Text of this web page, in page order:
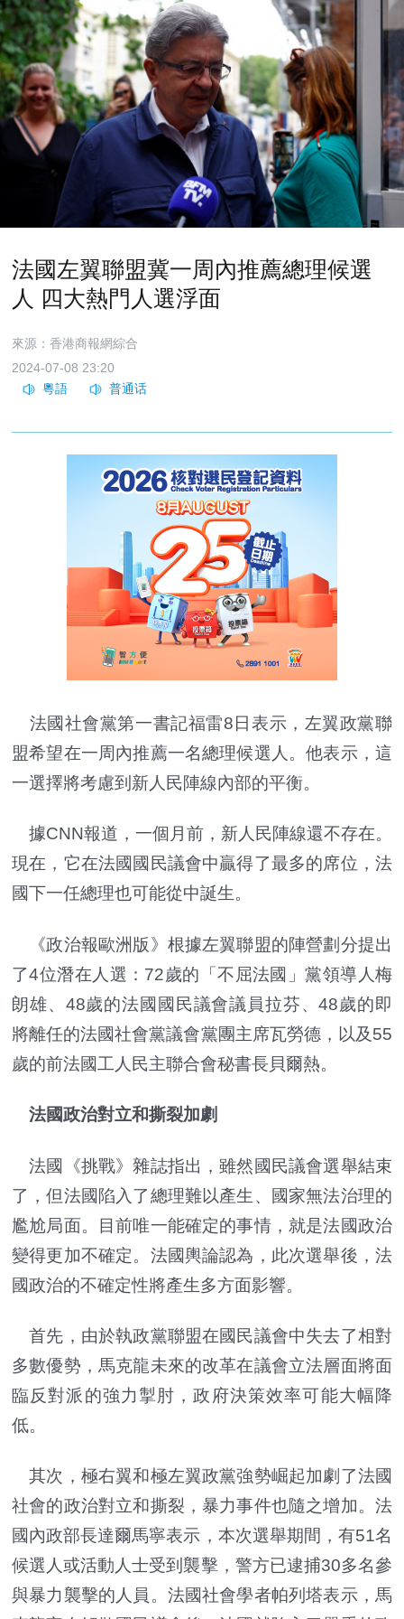
法國左翼聯盟冀一周內推薦總理候選
人 四大熱門人選浮面
來源：香港商報網綜合
2024-07-08 23:20
法國社會黨第一書記福雷8日表示，左翼政黨聯
盟希望在一周內推薦一名總理候選人。他表示，這
一選擇將考慮到新人民陣線內部的平衡。
據CNN報道，一個月前，新人民陣線還不存在。
現在，它在法國國民議會中贏得了最多的席位，法
國下一任總理也可能從中誕生。
《政治報歐洲版》根據左翼聯盟的陣營劃分提出
了4位潛在人選：72歲的「不屈法國」黨領導人梅
朗雄、48歲的法國國民議會議員拉芬、48歲的即
將離任的法國社會黨議會黨團主席瓦勞德，以及55
歲的前法國工人民主聯合會秘書長貝爾熱。
法國政治對立和撕裂加劇
法國《挑戰》雜誌指出，雖然國民議會選舉結束
了，但法國陷入了總理難以產生、國家無法治理的
尷尬局面。目前唯一能確定的事情，就是法國政治
變得更加不確定。法國輿論認為，此次選舉後，法
國政治的不確定性將產生多方面影響。
首先，由於執政黨聯盟在國民議會中失去了相對
多數優勢，馬克龍未來的改革在議會立法層面將面
臨反對派的強力掣肘，政府決策效率可能大幅降
低。
其次，極右翼和極左翼政黨強勢崛起加劇了法國
社會的政治對立和撕裂，暴力事件也隨之增加。法
國內政部長達爾馬寧表示，本次選舉期間，有51名
候選人或活動人士受到襲擊，警方已逮捕30多名參
與暴力襲擊的人員。法國社會學者帕列塔表示，馬